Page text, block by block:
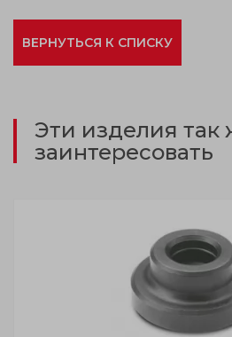
ВЕРНУТЬСЯ К СПИСКУ
Эти изделия так
заинтересовать